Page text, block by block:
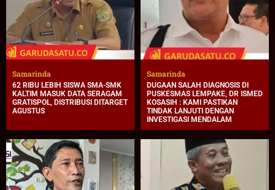
Samarinda
62 RIBU LEBIH SISWA SMA-SMK
KALTIM MASUK DATA SERAGAM
GRATISPOL, DISTRIBUSI DITARGET
AGUSTUS
Samarinda
DUGAAN SALAH DIAGNOSIS DI
PUSKESMAS LEMPAKE, DR ISMED
KOSASIH : KAMI PASTIKAN
TINDAK LANJUTI DENGAN
INVESTIGASI MENDALAM